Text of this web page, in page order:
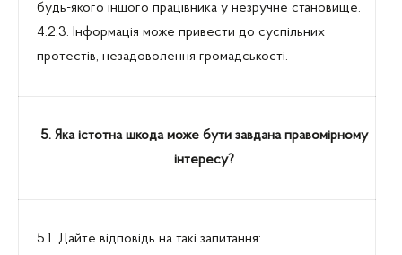
будь-якого іншого працівника у незручне становище.
4.2.3. Інформація може привести до суспільних
протестів, незадоволення громадськості.
5. Яка істотна шкода може бути завдана правомірному
інтересу?
5.1. Дайте відповідь на такі запитання: